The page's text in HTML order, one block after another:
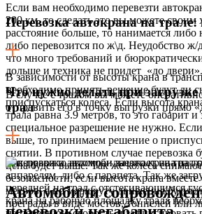
Если вам необходимо перевезти
200 км, то сделать это вы можете своим
расстояние больше, то нанимается
либо перевозится по ж\д. Неудобство ж/
что много требований и
дольше и техника не придет «до двери».
В случае с тралом вы можете
отправить его в точку выгрузки прямо
Перевозка автокрана на
В зависимости от высоты крана в
необходимо принять решение будут ли
приспускаться колеса. Если высота
трала равна 3.9 метров, то это габарит и
специальное разрешение не нужно.
выше, то принимаем решение о
снятии. В противном случае перевозка
цена будет выше. Так же колеса
безопасности, если высота крана
метров, а по маршруту движения будут
преграды в виде мостов, тоннелей или
Что нужно делать при
трал
Как правило автокран заезжает на трал
аппарелям, либо с парапета. Так же
передней на трал с отстегивающимся
крана на рабочую площадку трала
Автомобили